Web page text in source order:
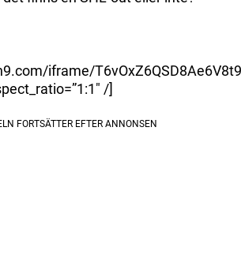
iframe/
/]